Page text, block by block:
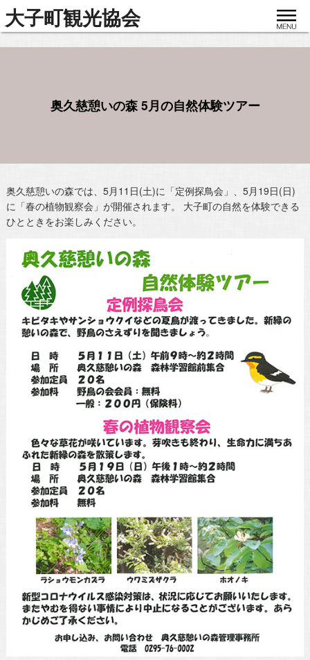
大子町観光協会 toggle
奥久慈憩いの森 5月の自然体験ツアー
奥久慈憩いの森では、5月11日(土)に「定例探鳥会」、5月19日(日)
に「春の植物観察会」が開催されます。 大子町の自然を体験できる
ひとときをお楽しみください。